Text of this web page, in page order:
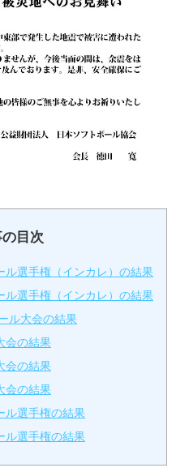
目次
選手権（インカレ）の結果
選手権（インカレ）の結果
ル大会の結果
会の結果
会の結果
会の結果
ル選手権の結果
ル選手権の結果